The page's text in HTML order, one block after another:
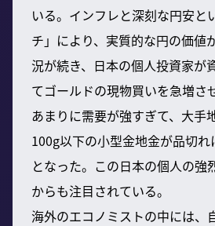
いる。インフレと深刻な円安と
チ」により、実質的な円の価値
況が続き、日本の個人投資家が
てゴールドの現物買いを急増さ
あまりに需要が強すぎて、大手
100g以下の小型金地金が品切
となった。この日本の個人の強
からも注目されている。
海外のエコノミストの中には、